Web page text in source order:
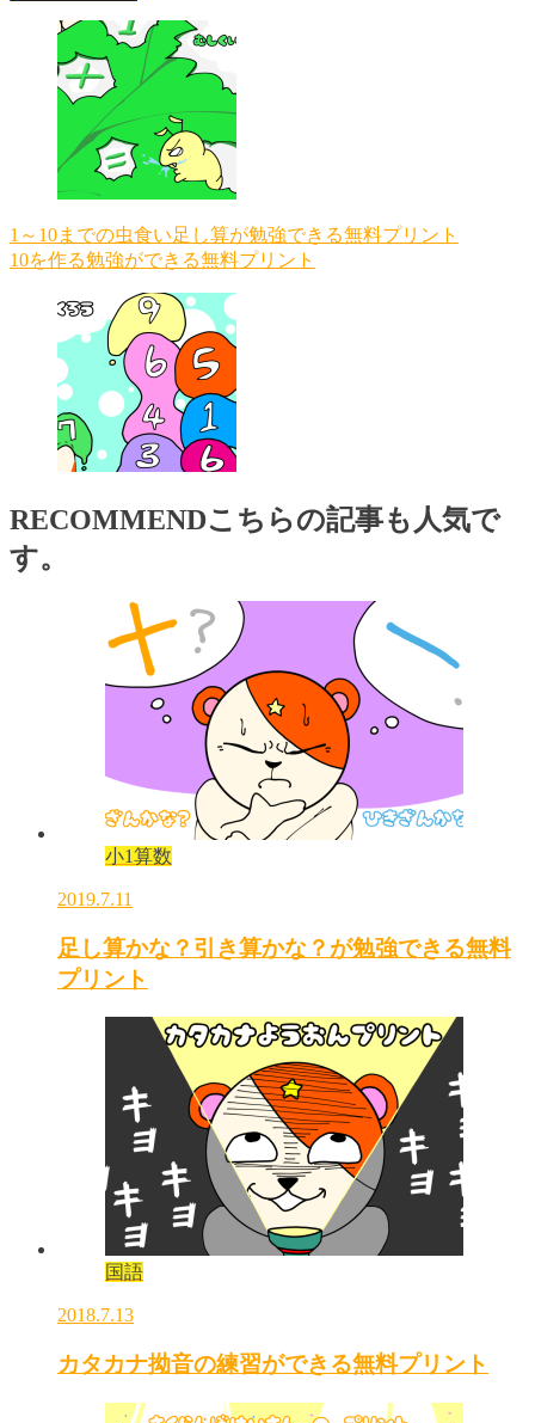
1～10までの虫食い足し算が勉強できる無料プリント
10を作る勉強ができる無料プリント
RECOMMENDこちらの記事も人気で
す。
小1算数
2019.7.11
足し算かな？引き算かな？が勉強できる無料
プリント
国語
2018.7.13
カタカナ拗音の練習ができる無料プリント